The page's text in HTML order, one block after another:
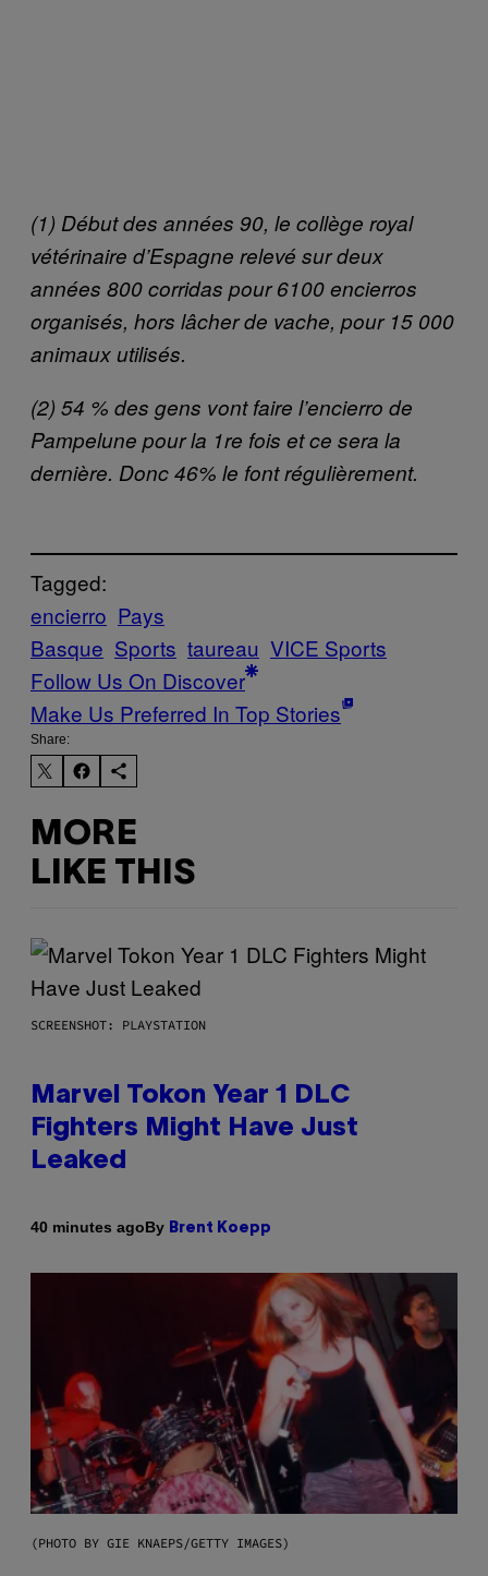
(1) Début des années 90, le collège royal
vétérinaire d’Espagne relevé sur deux
années 800 corridas pour 6100 encierros
organisés, hors lâcher de vache, pour 15 000
animaux utilisés.
(2) 54 % des gens vont faire l’encierro de
Pampelune pour la 1re fois et ce sera la
dernière. Donc 46% le font régulièrement.
Tagged:
encierro Pays
Basque Sports taureau VICE Sports
Follow Us On Discover
Make Us Preferred In Top Stories
Share:
MORE
LIKE THIS
SCREENSHOT: PLAYSTATION
Marvel Tokon Year 1 DLC
Fighters Might Have Just
Leaked
40 minutes agoBy Brent Koepp
(PHOTO BY GIE KNAEPS/GETTY IMAGES)